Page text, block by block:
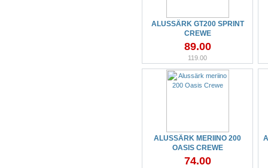
ALUSSÄRK GT200 SPRINT
CREWE
89.00
119.00
ALUSSÄRK MERIINO 200
OASIS CREWE
74.00